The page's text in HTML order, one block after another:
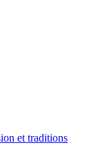
et traditions